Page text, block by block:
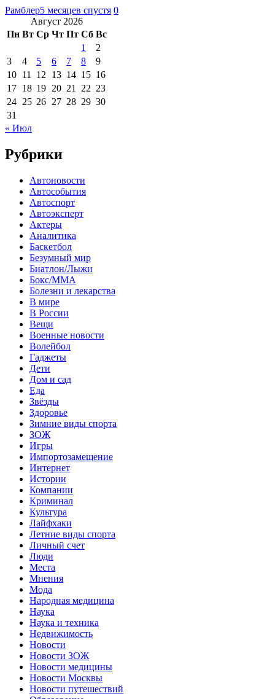
Рамблер5 месяцев спустя 0
Август 2026
Пн Вт Ср Чт Пт Сб Вс
1
2
3
4 5 6 7 8
9
10 11 12 13 14 15 16
17 18 19 20 21 22 23
24 25 26 27 28 29 30
31
« Июл
Рубрики
Автоновости
Автособытия
Автоспорт
Автоэксперт
Актеры
Аналитика
Баскетбол
Безумный мир
Биатлон/Лыжи
Бокс/MMA
Болезни и лекарства
В мире
В России
Вещи
Военные новости
Волейбол
Гаджеты
Дети
Дом и сад
Еда
Звёзды
Здоровье
Зимние виды спорта
ЗОЖ
Игры
Импортозамещение
Интернет
Истории
Компании
Криминал
Культура
Лайфхаки
Летние виды спорта
Личный счет
Люди
Места
Мнения
Мода
Народная медицина
Наука
Наука и техника
Недвижимость
Новости
Новости ЗОЖ
Новости медицины
Новости Москвы
Новости путешествий